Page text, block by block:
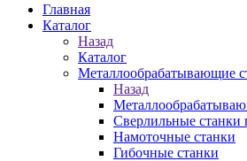
Главная
Каталог
Назад
Каталог
Металлообрабатывающие
Назад
Сверлильные станки
Намоточные станки
Гибочные станки